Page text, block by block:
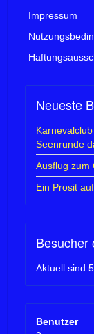
Impressum
Neueste
Seenrunde
Ausflug zum
Ein Prosit
Besucher
Aktuell sind
Benutzer